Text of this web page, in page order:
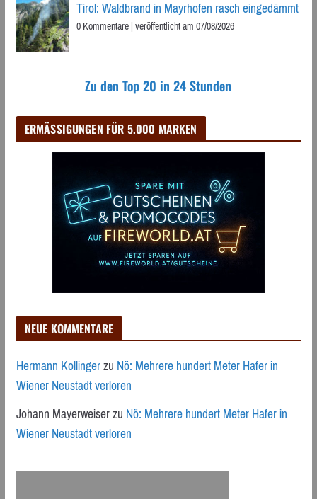
Tirol: Waldbrand in Mayrhofen rasch eingedämmt
0 Kommentare|veröffentlicht am 07/08/2026
Zu den Top 20 in 24 Stunden
ERMÄSSIGUNGEN FÜR 5.000 MARKEN
NEUE KOMMENTARE
Hermann KollingerzuNö: Mehrere hundert Meter Hafer in
Wiener Neustadt verloren
Johann MayerweiserzuNö: Mehrere hundert Meter Hafer in
Wiener Neustadt verloren